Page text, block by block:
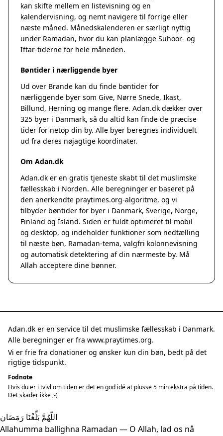
kan skifte mellem en listevisning og en
kalendervisning, og nemt navigere til forrige eller
næste måned. Månedskalenderen er særligt nyttig
under Ramadan, hvor du kan planlægge Suhoor- og
Iftar-tiderne for hele måneden.
Bøntider i nærliggende byer
Ud over Brande kan du finde bøntider for
nærliggende byer som Give, Nørre Snede, Ikast,
Billund, Herning og mange flere. Adan.dk dækker over
325 byer i Danmark, så du altid kan finde de præcise
tider for netop din by. Alle byer beregnes individuelt
ud fra deres nøjagtige koordinater.
Om Adan.dk
Adan.dk er en gratis tjeneste skabt til det muslimske
fællesskab i Norden. Alle beregninger er baseret på
den anerkendte praytimes.org-algoritme, og vi
tilbyder bøntider for byer i Danmark, Sverige, Norge,
Finland og Island. Siden er fuldt optimeret til mobil
og desktop, og indeholder funktioner som nedtælling
til næste bøn, Ramadan-tema, valgfri kolonnevisning
og automatisk detektering af din nærmeste by. Må
Allah acceptere dine bønner.
Adan.dk er en service til det muslimske fællesskab i Danmark.
Alle beregninger er fra www.praytimes.org.
Vi er frie fra donationer og ønsker kun din bøn, bedt på det
rigtige tidspunkt.
Fodnote
Hvis du er i tvivl om tiden er det en god idé at plusse 5 min ekstra på tiden.
Det skader ikke ;-)
اللّهُمَّ بَلِّغْنَا رَمَضَان
Allahumma ballighna Ramadan — O Allah, lad os nå